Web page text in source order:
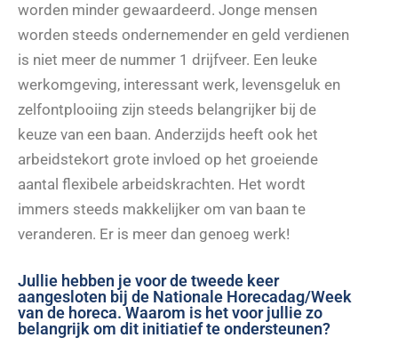
worden minder gewaardeerd. Jonge mensen
worden steeds ondernemender en geld verdienen
is niet meer de nummer 1 drijfveer. Een leuke
werkomgeving, interessant werk, levensgeluk en
zelfontplooiing zijn steeds belangrijker bij de
keuze van een baan. Anderzijds heeft ook het
arbeidstekort grote invloed op het groeiende
aantal flexibele arbeidskrachten. Het wordt
immers steeds makkelijker om van baan te
veranderen. Er is meer dan genoeg werk!
Jullie hebben je voor de tweede keer
aangesloten bij de Nationale Horecadag/Week
van de horeca. Waarom is het voor jullie zo
belangrijk om dit initiatief te ondersteunen?